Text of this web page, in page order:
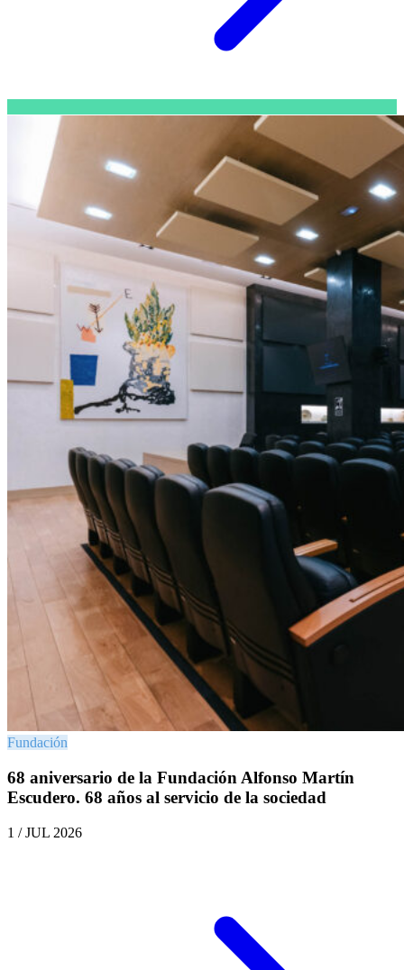
Fundación
68 aniversario de la Fundación Alfonso Martín
Escudero. 68 años al servicio de la sociedad
1 / JUL 2026